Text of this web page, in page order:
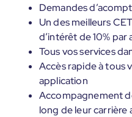
Demandes
Un des meilleurs
d’intérêt de 10% par
Tous vos services
Accès rapide à tous
application
Accompagnement
long de leur carrière